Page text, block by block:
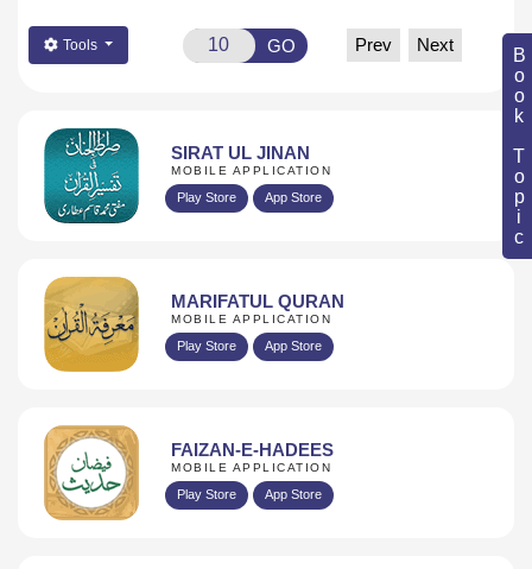
Book Topic
Tools GO Prev Next
SIRAT UL JINAN
MOBILE APPLICATION
Play Store App Store
MARIFATUL QURAN
MOBILE APPLICATION
Play Store App Store
FAIZAN-E-HADEES
MOBILE APPLICATION
Play Store App Store